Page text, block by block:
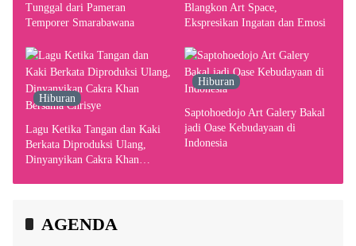
Tunggal dari Pameran
Temporer Smarabawana
Blangkon Art Space,
Ekspresikan Ingatan dan Emosi
Hiburan
Lagu Ketika Tangan dan Kaki
Berkata Diproduksi Ulang,
Dinyanyikan Cakra Khan
Hiburan
Saptohoedojo Art Galery Bakal
jadi Oase Kebudayaan di
Indonesia
AGENDA